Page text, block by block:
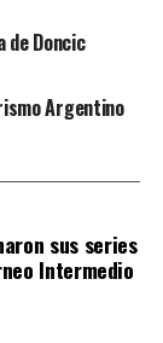
de Doncic
Argentino
sus series
Intermedio